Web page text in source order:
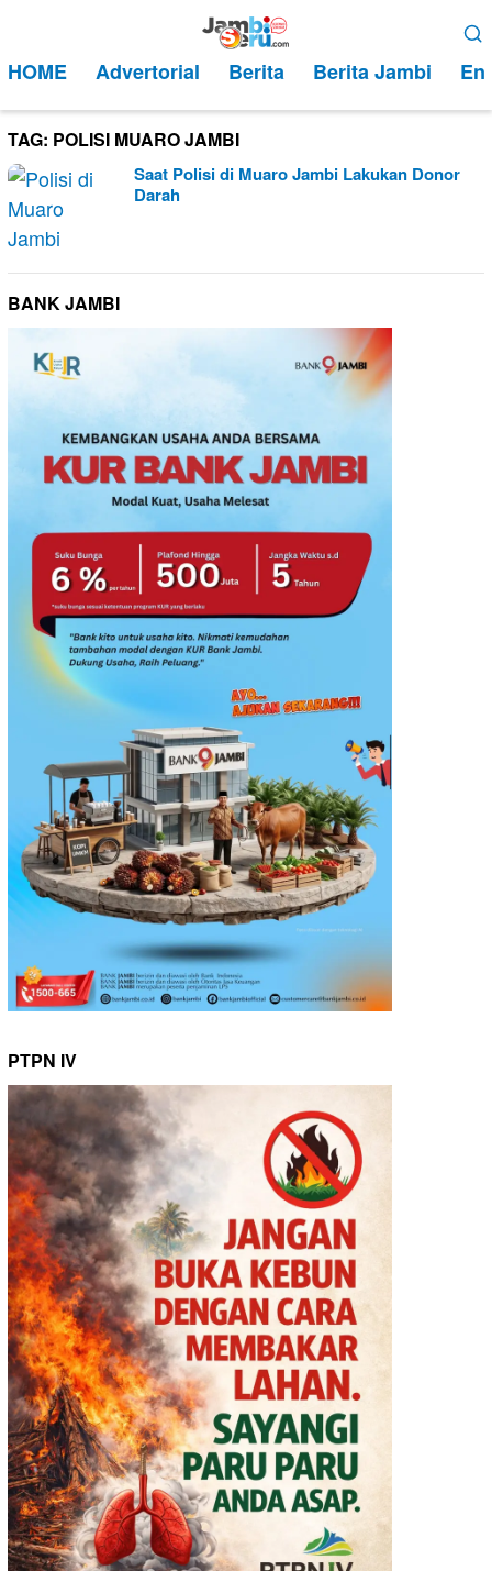
kontenMobile
HOME Advertorial Berita Berita Jambi
TAG: POLISI MUARO JAMBI
Saat Polisi di Muaro Jambi Lakukan Donor
Darah
BANK JAMBI
PTPN IV